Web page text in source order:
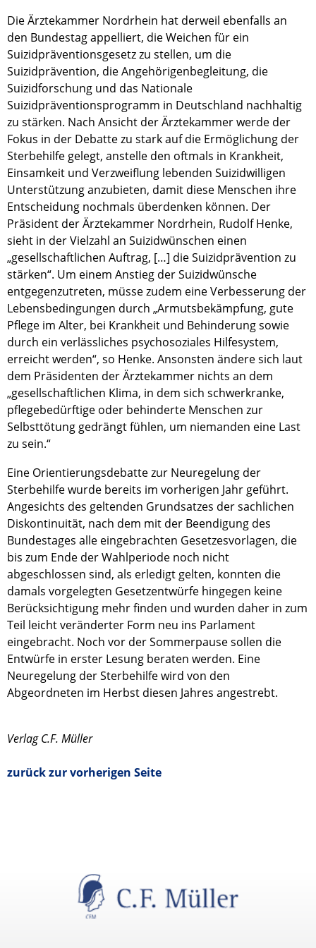
Die Ärztekammer Nordrhein hat derweil ebenfalls an
den Bundestag appelliert, die Weichen für ein
Suizidpräventionsgesetz zu stellen, um die
Suizidprävention, die Angehörigenbegleitung, die
Suizidforschung und das Nationale
Suizidpräventionsprogramm in Deutschland nachhaltig
zu stärken. Nach Ansicht der Ärztekammer werde der
Fokus in der Debatte zu stark auf die Ermöglichung der
Sterbehilfe gelegt, anstelle den oftmals in Krankheit,
Einsamkeit und Verzweiflung lebenden Suizidwilligen
Unterstützung anzubieten, damit diese Menschen ihre
Entscheidung nochmals überdenken können. Der
Präsident der Ärztekammer Nordrhein, Rudolf Henke,
sieht in der Vielzahl an Suizidwünschen einen
„gesellschaftlichen Auftrag, […] die Suizidprävention zu
stärken“. Um einem Anstieg der Suizidwünsche
entgegenzutreten, müsse zudem eine Verbesserung der
Lebensbedingungen durch „Armutsbekämpfung, gute
Pflege im Alter, bei Krankheit und Behinderung sowie
durch ein verlässliches psychosoziales Hilfesystem,
erreicht werden“, so Henke. Ansonsten ändere sich laut
dem Präsidenten der Ärztekammer nichts an dem
„gesellschaftlichen Klima, in dem sich schwerkranke,
pflegebedürftige oder behinderte Menschen zur
Selbsttötung gedrängt fühlen, um niemanden eine Last
zu sein.“
Eine Orientierungsdebatte zur Neuregelung der
Sterbehilfe wurde bereits im vorherigen Jahr geführt.
Angesichts des geltenden Grundsatzes der sachlichen
Diskontinuität, nach dem mit der Beendigung des
Bundestages alle eingebrachten Gesetzesvorlagen, die
bis zum Ende der Wahlperiode noch nicht
abgeschlossen sind, als erledigt gelten, konnten die
damals vorgelegten Gesetzentwürfe hingegen keine
Berücksichtigung mehr finden und wurden daher in zum
Teil leicht veränderter Form neu ins Parlament
eingebracht. Noch vor der Sommerpause sollen die
Entwürfe in erster Lesung beraten werden. Eine
Neuregelung der Sterbehilfe wird von den
Abgeordneten im Herbst diesen Jahres angestrebt.
Verlag C.F. Müller
zurück zur vorherigen Seite